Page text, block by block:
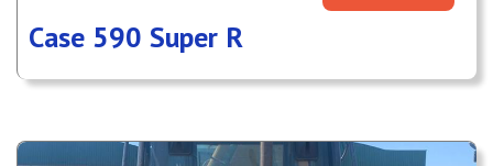
Case 590 Super R